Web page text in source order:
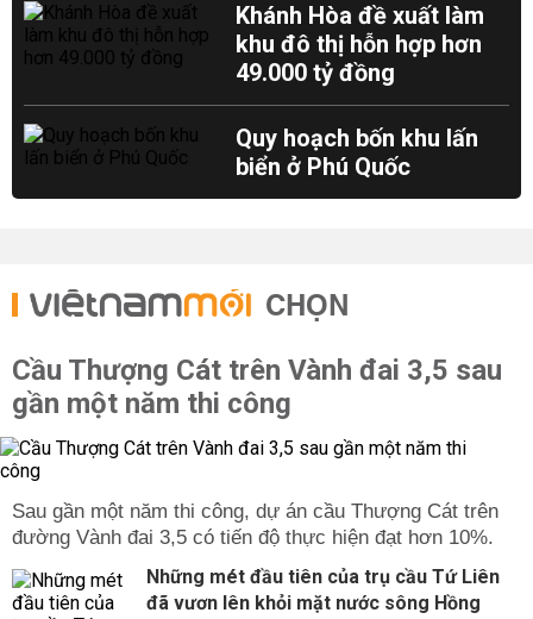
Khánh Hòa đề xuất làm
khu đô thị hỗn hợp hơn
49.000 tỷ đồng
Quy hoạch bốn khu lấn
biển ở Phú Quốc
CHỌN
Cầu Thượng Cát trên Vành đai 3,5 sau
gần một năm thi công
Sau gần một năm thi công, dự án cầu Thượng Cát trên
đường Vành đai 3,5 có tiến độ thực hiện đạt hơn 10%.
Những mét đầu tiên của trụ cầu Tứ Liên
đã vươn lên khỏi mặt nước sông Hồng